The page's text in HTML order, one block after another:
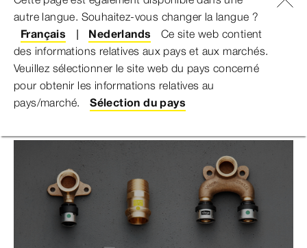
autre langue. Souhaitez-vous changer la langue ?
Français
Nederlands
Ce site web contient
des informations relatives aux pays et aux marchés.
Veuillez sélectionner le site web du pays concerné
pour obtenir les informations relatives au
pays/marché.
Sélection du pays
Viega Belgium ... Pièces de rechange
Pièces de rechange